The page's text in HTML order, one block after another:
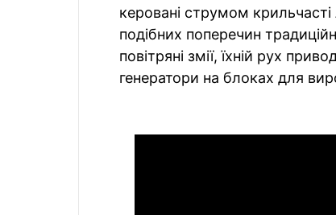
керовані струмом крильчасті
подібних поперечин
повітряні змії, їхній рух
генератори на блоках для